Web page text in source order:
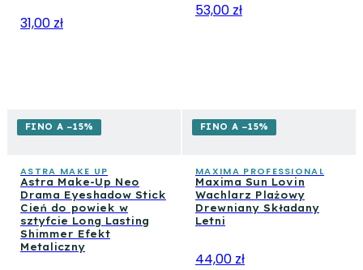
31,00 zł
53,00 zł
FINO A −15%
ASTRA MAKE UP
Astra Make-Up Neo
Drama Eyeshadow Stick
Cień do powiek w
sztyfcie Long Lasting
Shimmer Efekt
Metaliczny
FINO A −15%
MAXIMA PROFESSIONAL
Maxima Sun Lovin
Wachlarz Plażowy
Drewniany Składany
Letni
44,00 zł